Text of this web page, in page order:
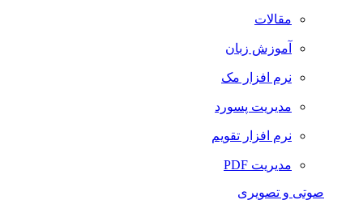
مقالات
آموزش زبان
نرم افزار مک
مدیریت پسورد
نرم افزار تقویم
مدیریت PDF
صوتی و تصویری